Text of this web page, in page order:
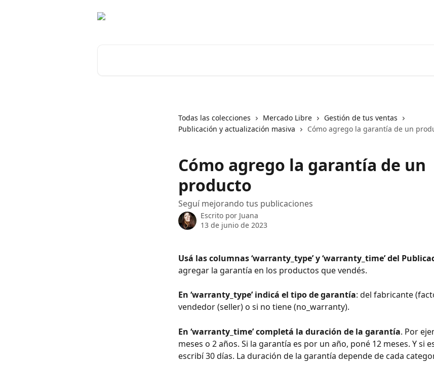
Todas las colecciones Mercado Libre
Gestión de tus ventas
Publicación y actualización masiva
Cómo agrego la garantía de un
Cómo agrego la garantía de un
producto
Seguí mejorando tus publicaciones
Escrito por Juana
13 de junio de 2023
Usá las columnas ‘warranty_type’ y ‘warranty_time’ del
agregar la garantía en los productos que vendés.
En ‘warranty_type’ indicá el tipo de garantía: del fabricante
vendedor (seller) o si no tiene (no_warranty).
En ‘warranty_time’ completá la duración de la garantía. Por
meses o 2 años. Si la garantía es por un año, poné 12 meses. Y si
escribí 30 días. La duración de la garantía depende de cada